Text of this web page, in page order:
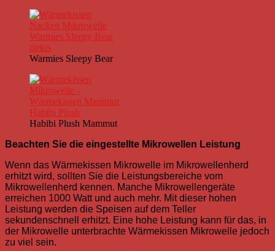
Warmies Sleepy Bear
Habibi Plush Mammut
Beachten Sie die eingestellte Mikrowellen Leistung
Wenn das Wärmekissen Mikrowelle im Mikrowellenherd
erhitzt wird, sollten Sie die Leistungsbereiche vom
Mikrowellenherd kennen. Manche Mikrowellengeräte
erreichen 1000 Watt und auch mehr. Mit dieser hohen
Leistung werden die Speisen auf dem Teller
sekundenschnell erhitzt. Eine hohe Leistung kann für das, in
der Mikrowelle unterbrachte Wärmekissen Mikrowelle jedoch
zu viel sein.